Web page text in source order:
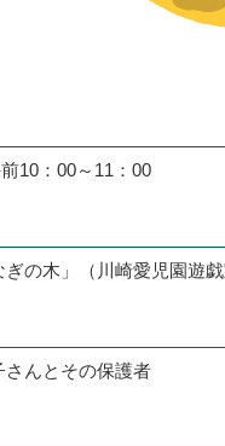
10：00～11：00
の木」（川崎愛児園遊戯
んとその保護者